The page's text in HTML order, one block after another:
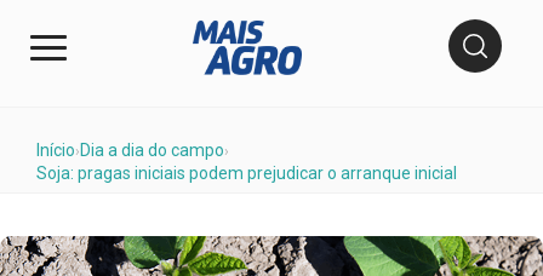
Início› Dia a dia do campo›
Soja: pragas iniciais podem prejudicar o arranque inicial